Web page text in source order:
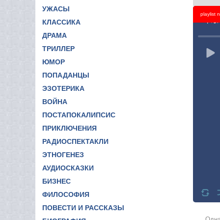
УЖАСЫ
КЛАССИКА
ДРАМА
ТРИЛЛЕР
ЮМОР
ПОПАДАНЦЫ
ЭЗОТЕРИКА
ВОЙНА
ПОСТАПОКАЛИПСИС
ПРИКЛЮЧЕНИЯ
РАДИОСПЕКТАКЛИ
ЭТНОГЕНЕЗ
АУДИОСКАЗКИ
БИЗНЕС
ФИЛОСОФИЯ
ПОВЕСТИ И РАССКАЗЫ
playlist